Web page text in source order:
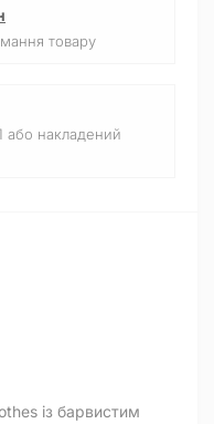
товару
накладений
із барвистим